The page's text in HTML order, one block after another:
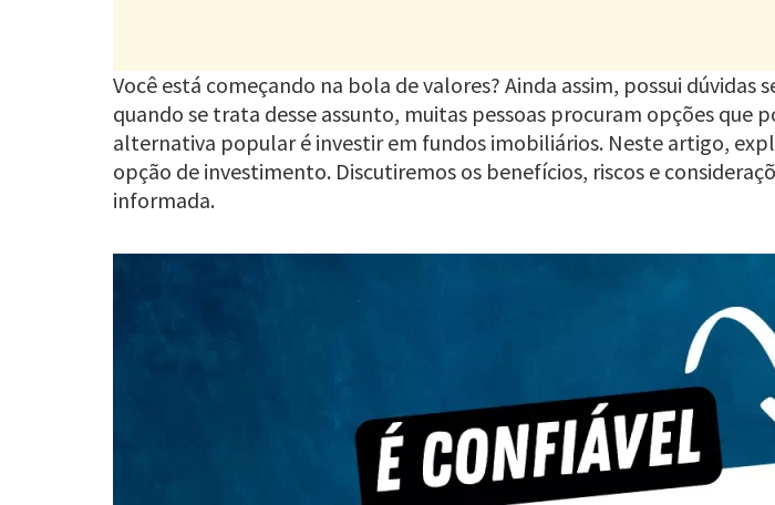
Você está começando na bola de valores? Ainda assim, possui
quando se trata desse assunto, muitas pessoas procuram opções que
alternativa popular é investir em fundos imobiliários. Neste artigo,
opção de investimento. Discutiremos os benefícios, riscos e
informada.